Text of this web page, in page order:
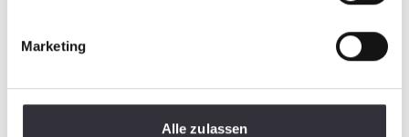
Marketing
Alle zulassen